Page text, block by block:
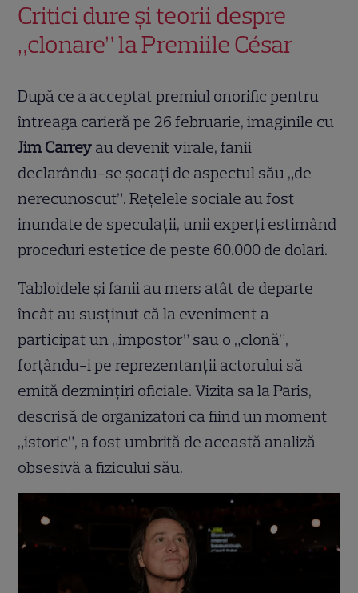
Critici dure și teorii despre
„clonare” la Premiile César
După ce a acceptat premiul onorific pentru
întreaga carieră pe 26 februarie, imaginile cu
Jim Carrey au devenit virale, fanii
declarându-se șocați de aspectul său „de
nerecunoscut”. Rețelele sociale au fost
inundate de speculații, unii experți estimând
proceduri estetice de peste 60.000 de dolari.
Tabloidele și fanii au mers atât de departe
încât au susținut că la eveniment a
participat un „impostor” sau o „clonă”,
forțându-i pe reprezentanții actorului să
emită dezmințiri oficiale. Vizita sa la Paris,
descrisă de organizatori ca fiind un moment
„istoric”, a fost umbrită de această analiză
obsesivă a fizicului său.